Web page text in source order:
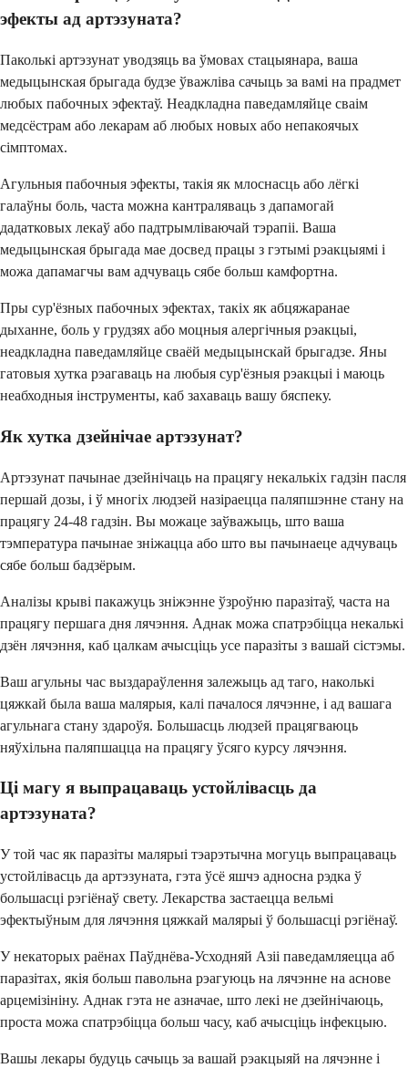
эфекты ад артэзуната?
Паколькі артэзунат уводзяць ва ўмовах стацыянара, ваша
медыцынская брыгада будзе ўважліва сачыць за вамі на прадмет
любых пабочных эфектаў. Неадкладна паведамляйце сваім
медсёстрам або лекарам аб любых новых або непакоячых
сімптомах.
Агульныя пабочныя эфекты, такія як млоснасць або лёгкі
галаўны боль, часта можна кантраляваць з дапамогай
дадатковых лекаў або падтрымліваючай тэрапіі. Ваша
медыцынская брыгада мае досвед працы з гэтымі рэакцыямі і
можа дапамагчы вам адчуваць сябе больш камфортна.
Пры сур'ёзных пабочных эфектах, такіх як абцяжаранае
дыханне, боль у грудзях або моцныя алергічныя рэакцыі,
неадкладна паведамляйце сваёй медыцынскай брыгадзе. Яны
гатовыя хутка рэагаваць на любыя сур'ёзныя рэакцыі і маюць
неабходныя інструменты, каб захаваць вашу бяспеку.
Як хутка дзейнічае артэзунат?
Артэзунат пачынае дзейнічаць на працягу некалькіх гадзін пасля
першай дозы, і ў многіх людзей назіраецца паляпшэнне стану на
працягу 24-48 гадзін. Вы можаце заўважыць, што ваша
тэмпература пачынае зніжацца або што вы пачынаеце адчуваць
сябе больш бадзёрым.
Аналізы крыві пакажуць зніжэнне ўзроўню паразітаў, часта на
працягу першага дня лячэння. Аднак можа спатрэбіцца некалькі
дзён лячэння, каб цалкам ачысціць усе паразіты з вашай сістэмы.
Ваш агульны час выздараўлення залежыць ад таго, наколькі
цяжкай была ваша малярыя, калі пачалося лячэнне, і ад вашага
агульнага стану здароўя. Большасць людзей працягваюць
няўхільна паляпшацца на працягу ўсяго курсу лячэння.
Ці магу я выпрацаваць устойлівасць да
артэзуната?
У той час як паразіты малярыі тэарэтычна могуць выпрацаваць
устойлівасць да артэзуната, гэта ўсё яшчэ адносна рэдка ў
большасці рэгіёнаў свету. Лекарства застаецца вельмі
эфектыўным для лячэння цяжкай малярыі ў большасці рэгіёнаў.
У некаторых раёнах Паўднёва-Усходняй Азіі паведамляецца аб
паразітах, якія больш павольна рэагуюць на лячэнне на аснове
арцемізініну. Аднак гэта не азначае, што лекі не дзейнічаюць,
проста можа спатрэбіцца больш часу, каб ачысціць інфекцыю.
Вашы лекары будуць сачыць за вашай рэакцыяй на лячэнне і